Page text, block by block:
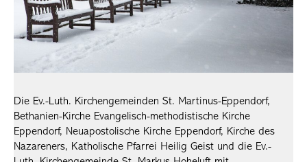
Die Ev.-Luth. Kirchengemeinden St. Martinus-Eppendorf,
Bethanien-Kirche Evangelisch-methodistische Kirche
Eppendorf, Neuapostolische Kirche Eppendorf, Kirche des
Nazareners, Katholische Pfarrei Heilig Geist und die Ev.-